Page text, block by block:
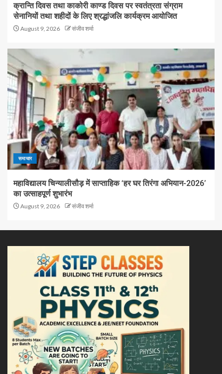
क्रान्ति दिवस तथा काकोरी काण्ड दिवस पर स्वतंत्रता संग्राम
सेनानियों तथा शहीदों के लिए श्रद्धांजलि कार्यक्रम आयोजित
August 9, 2026 संजीव शर्मा
समाचार
महाविद्यालय चिन्यालीसौड़ में साप्ताहिक ‘हर घर तिरंगा अभियान-2026’
का उत्साहपूर्ण शुभारंभ
August 9, 2026 संजीव शर्मा